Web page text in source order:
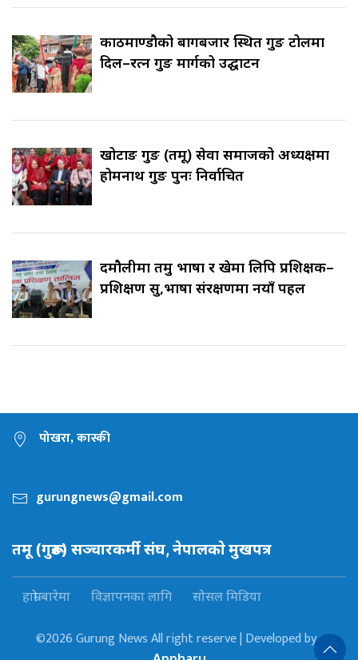
काठमाण्डौको बागबजार स्थित गुरुङ टोलमा
दिल–रत्न गुरुङ मार्गको उद्घाटन
खोटाङ गुरुङ (तमू) सेवा समाजको अध्यक्षमा
होमनाथ गुरुङ पुनः निर्वाचित
दमौलीमा तमु भाषा र खेमा लिपि प्रशिक्षक–
प्रशिक्षण सुरु,भाषा संरक्षणमा नयाँ पहल
पोखरा, कास्की
gurungnews@gmail.com
तमू (गुरूङ) सञ्चारकर्मी संघ, नेपालकाे मुखपत्र
हाम्रो बारेमा विज्ञापनका लागि सोसल मिडिया
©2026 Gurung News All right reserve | Developed by :